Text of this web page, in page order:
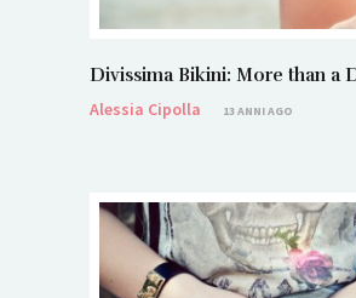
Divissima Bikini: More than a
Alessia Cipolla
13 ANNI AGO